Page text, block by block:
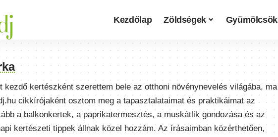
Kezdőlap Zöldségek Gyümölcsök
kezdő kertészként szerettem bele az otthoni növénynevelés világába, ma
cikkírójaként osztom meg a tapasztalataimat és praktikáimat az
a balkonkertek, a paprikatermesztés, a muskátlik gondozása és az
kertészeti tippek állnak közel hozzám. Az írásaimban közérthetően,